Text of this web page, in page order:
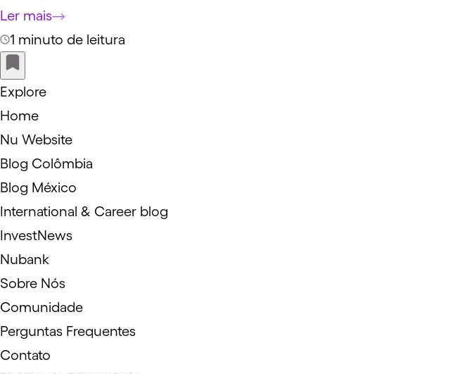
Ler mais
1 minuto de leitura
Explore
Home
Nu Website
Blog Colômbia
Blog México
International & Career blog
InvestNews
Nubank
Sobre Nós
Comunidade
Perguntas Frequentes
Contato